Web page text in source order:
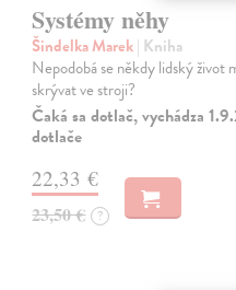
Systémy něhy
Šindelka Marek| Kniha
Nepodobá se někdy lidský život
skrývat ve stroji?
Čaká sa dotlač, vychádza
dotlače
22,33 €
23,50 € ?